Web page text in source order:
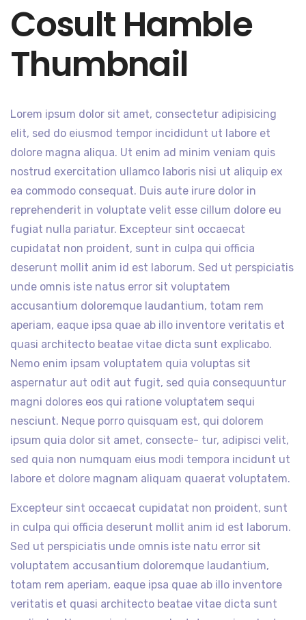
Cosult Hamble
Thumbnail
Lorem ipsum dolor sit amet, consectetur adipisicing
elit, sed do eiusmod tempor incididunt ut labore et
dolore magna aliqua. Ut enim ad minim veniam quis
nostrud exercitation ullamco laboris nisi ut aliquip ex
ea commodo consequat. Duis aute irure dolor in
reprehenderit in voluptate velit esse cillum dolore eu
fugiat nulla pariatur. Excepteur sint occaecat
cupidatat non proident, sunt in culpa qui officia
deserunt mollit anim id est laborum. Sed ut perspiciatis
unde omnis iste natus error sit voluptatem
accusantium doloremque laudantium, totam rem
aperiam, eaque ipsa quae ab illo inventore veritatis et
quasi architecto beatae vitae dicta sunt explicabo.
Nemo enim ipsam voluptatem quia voluptas sit
aspernatur aut odit aut fugit, sed quia consequuntur
magni dolores eos qui ratione voluptatem sequi
nesciunt. Neque porro quisquam est, qui dolorem
ipsum quia dolor sit amet, consecte- tur, adipisci velit,
sed quia non numquam eius modi tempora incidunt ut
labore et dolore magnam aliquam quaerat voluptatem.
Excepteur sint occaecat cupidatat non proident, sunt
in culpa qui officia deserunt mollit anim id est laborum.
Sed ut perspiciatis unde omnis iste natu error sit
voluptatem accusantium doloremque laudantium,
totam rem aperiam, eaque ipsa quae ab illo inventore
veritatis et quasi architecto beatae vitae dicta sunt